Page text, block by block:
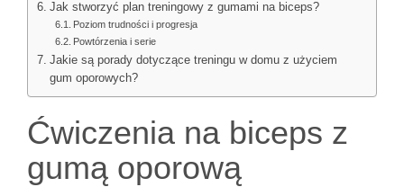
Jak stworzyć plan treningowy z gumami na biceps?
Poziom trudności i progresja
Powtórzenia i serie
Jakie są porady dotyczące treningu w domu z użyciem
gum oporowych?
Ćwiczenia na biceps z
gumą oporową